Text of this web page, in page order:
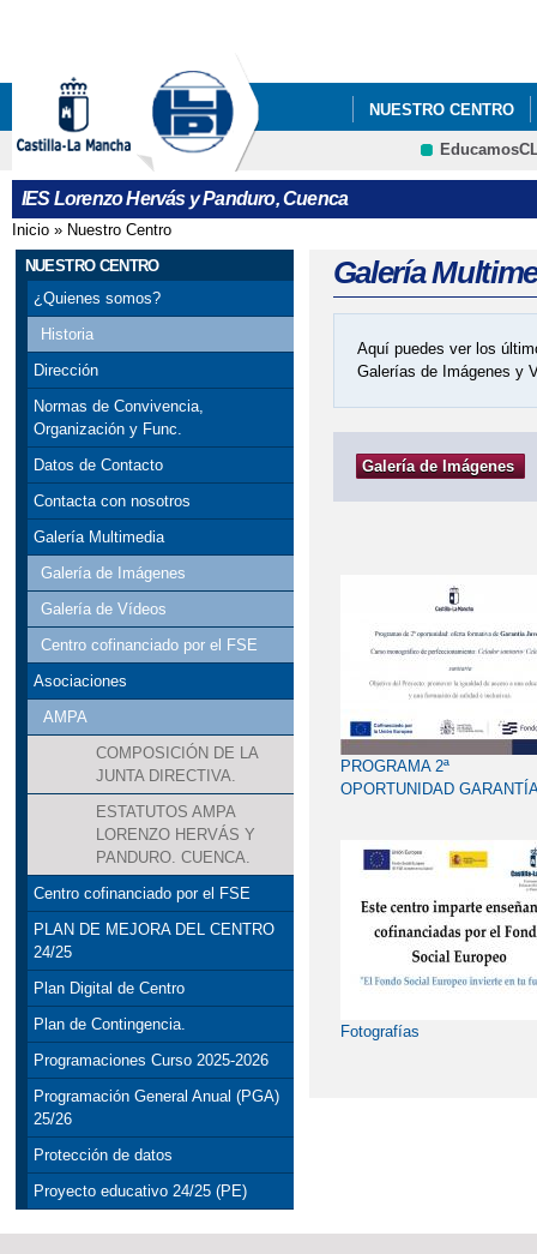
NUESTRO CENTRO
FORMACIÓN
IES Lorenzo Hervás y Panduro, Cuenca
Se encuentra usted aquí
Inicio » Nuestro Centro
NUESTRO CENTRO
¿Quienes somos?
Historia
Dirección
Normas de Convivencia,
Organización y Func.
Datos de Contacto
Contacta con nosotros
Galería Multimedia
Galería de Imágenes
Galería de Vídeos
Centro cofinanciado por el FSE
Asociaciones
AMPA
COMPOSICIÓN DE LA
JUNTA DIRECTIVA.
ESTATUTOS AMPA
LORENZO HERVÁS Y
PANDURO. CUENCA.
Centro cofinanciado por el FSE
PLAN DE MEJORA DEL CENTRO
24/25
Plan Digital de Centro
Plan de Contingencia.
Programaciones Curso 2025-2026
Programación General Anual (PGA)
25/26
Protección de datos
Proyecto educativo 24/25 (PE)
Galería
Aquí puedes ver los
Galerías de Imágenes y
Galería de Imágenes
PROGRAMA 2ª
OPORTUNIDAD GARANTÍA
Fotografías